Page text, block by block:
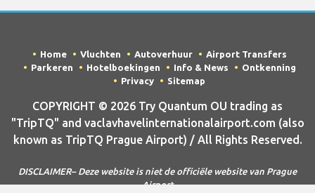
Home Vluchten Autoverhuur
Airport Transfers
Parkeren
Hotelboekingen Info & News
Ontkenning
Privacy
Sitemap
COPYRIGHT © 2026 Try Quantum OU trading as
"TripTQ" and vaclavhavelinternationalairport.com (also
known as TripTQ Prague Airport) / All Rights Reserved.
DISCLAIMER– Deze website is niet de officiële website van Prague
Airport